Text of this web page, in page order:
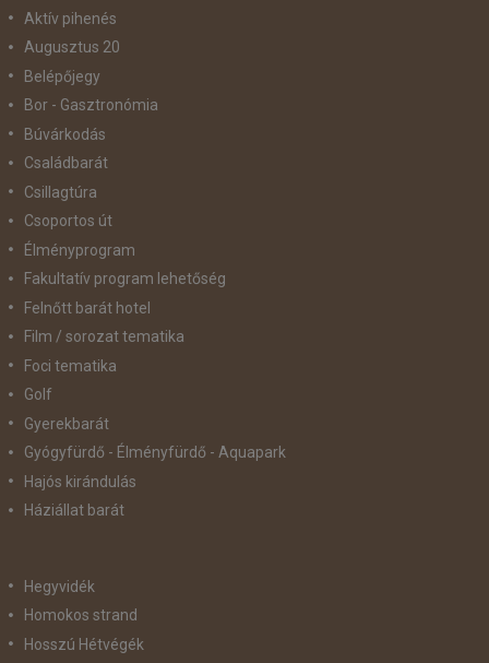
Aktív pihenés
Augusztus 20
Belépőjegy
Bor - Gasztronómia
Búvárkodás
Családbarát
Csillagtúra
Csoportos út
Élményprogram
Fakultatív program lehetőség
Felnőtt barát hotel
Film / sorozat tematika
Foci tematika
Golf
Gyerekbarát
Gyógyfürdő - Élményfürdő - Aquapark
Hajós kirándulás
Háziállat barát
Hegyvidék
Homokos strand
Hosszú Hétvégék